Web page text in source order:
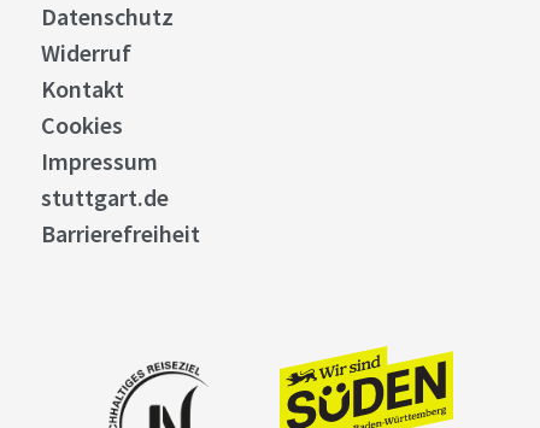
Datenschutz
Widerruf
Kontakt
Cookies
Impressum
stuttgart.de
Barrierefreiheit